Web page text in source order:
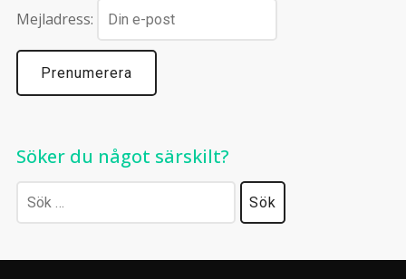
Mejladress:
Söker du något särskilt?
Sök
efter: